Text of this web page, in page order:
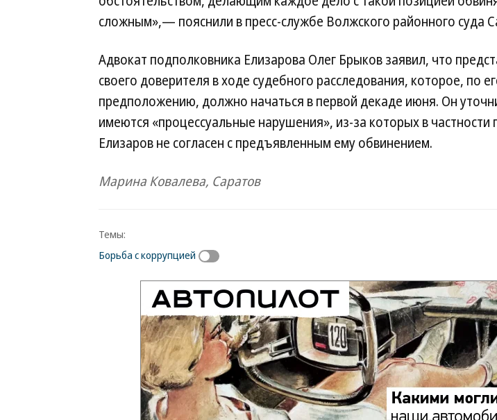
сложным»,— пояснили в пресс-службе Волжского районного суда
Адвокат подполковника Елизарова Олег Брыков заявил, что
своего доверителя в ходе судебного расследования, которое, по
предположению, должно начаться в первой декаде июня. Он
имеются «процессуальные нарушения», из-за которых в частности
Елизаров не согласен с предъявленным ему обвинением.
Марина Ковалева, Саратов
Темы:
Борьба с коррупцией